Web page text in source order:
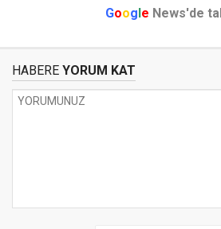
Goog e News'de
HABERE YORUM KAT